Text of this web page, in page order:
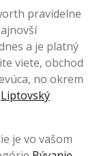
pravidelne
a je platný
viete, obchod
no okrem
Liptovský
je vo vašom